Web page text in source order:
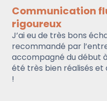
Communication
rigoureux
J’ai eu de très bons
recommandé par
accompagné du début
été très bien réalisés et
!